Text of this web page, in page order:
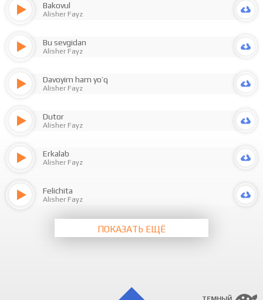
Bakovul
Alisher Fayz
Bu sevgidan
Alisher Fayz
Davoyim ham yo’q
Alisher Fayz
Dutor
Alisher Fayz
Erkalab
Alisher Fayz
Felichita
Alisher Fayz
ПОКАЗАТЬ ЕЩЁ